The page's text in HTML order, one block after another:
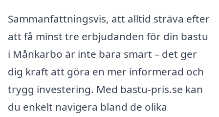
Sammanfattningsvis, att alltid sträva efter
att få minst tre erbjudanden för din bastu
i Månkarbo är inte bara smart – det ger
dig kraft att göra en mer informerad och
trygg investering. Med bastu-pris.se kan
du enkelt navigera bland de olika